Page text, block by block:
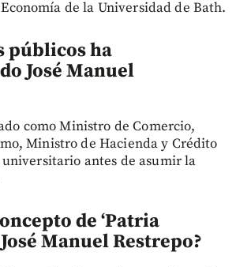
de la Universidad de Bath.
públicos ha
José Manuel
como Ministro de Comercio,
Ministro de Hacienda y Crédito
antes de asumir la
de ‘Patria
Manuel Restrepo?